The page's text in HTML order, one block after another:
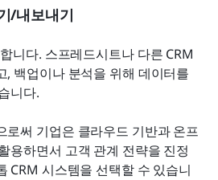
/내보내기
니다. 스프레드시트나 다른 CRM
, 백업이나 분석을 위해 데이터를
니다.
로써 기업은 클라우드 기반과 온프
용하면서 고객 관계 전략을 진정
CRM 시스템을 선택할 수 있습니